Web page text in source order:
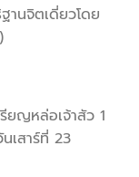
านจิตเดี่ยวโดย
ยญหล่อเจ้าสัว 1
เสาร์ที่ 23